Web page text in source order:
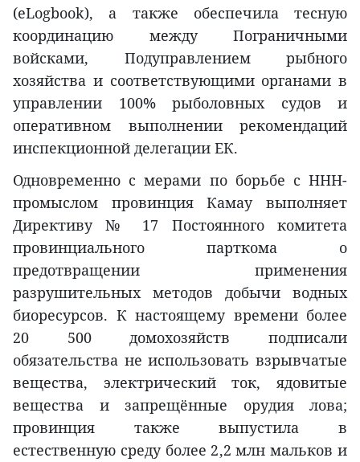
(eLogbook), а также обеспечила тесную
координацию между Пограничными
войсками, Подуправлением рыбного
хозяйства и соответствующими органами в
управлении 100% рыболовных судов и
оперативном выполнении рекомендаций
инспекционной делегации ЕК.
Одновременно с мерами по борьбе с ННН-
промыслом провинция Камау выполняет
Директиву № 17 Постоянного комитета
провинциального парткома о
предотвращении применения
разрушительных методов добычи водных
биоресурсов. К настоящему времени более
20 500 домохозяйств подписали
обязательства не использовать взрывчатые
вещества, электрический ток, ядовитые
вещества и запрещённые орудия лова;
провинция также выпустила в
естественную среду более 2,2 млн мальков и